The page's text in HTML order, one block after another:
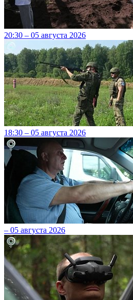
20:30 – 05 августа 2026
18:30 – 05 августа 2026
– 05 августа 2026